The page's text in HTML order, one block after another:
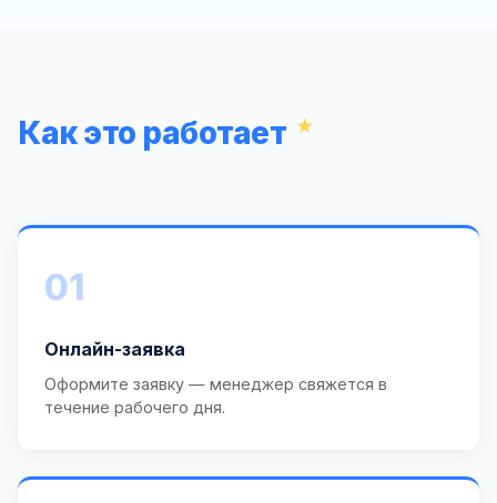
Как это работает
01
Онлайн-заявка
Оформите заявку — менеджер свяжется в
течение рабочего дня.